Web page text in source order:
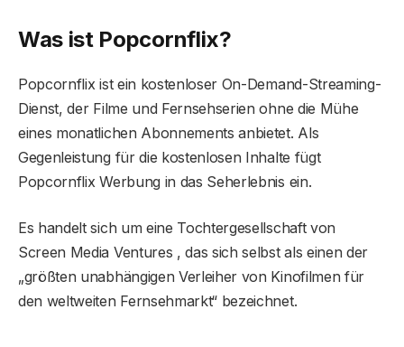
Was ist Popcornflix?
Popcornflix ist ein kostenloser On-Demand-Streaming-
Dienst, der Filme und Fernsehserien ohne die Mühe
eines monatlichen Abonnements anbietet. Als
Gegenleistung für die kostenlosen Inhalte fügt
Popcornflix Werbung in das Seherlebnis ein.
Es handelt sich um eine Tochtergesellschaft von
Screen Media Ventures , das sich selbst als einen der
„größten unabhängigen Verleiher von Kinofilmen für
den weltweiten Fernsehmarkt“ bezeichnet.